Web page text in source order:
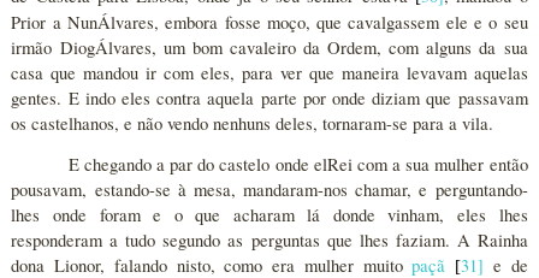
Prior a NunÁlvares, embora fosse moço, que cavalgassem ele e o seu
irmão DiogÁlvares, um bom cavaleiro da Ordem, com alguns da sua
casa que mandou ir com eles, para ver que maneira levavam aquelas
gentes. E indo eles contra aquela parte por onde diziam que passavam
os castelhanos, e não vendo nenhuns deles, tornaram-se para a vila.
E chegando a par do castelo onde elRei com a sua mulher então
pousavam, estando-se à mesa, mandaram-nos chamar, e perguntando-
lhes onde foram e o que acharam lá donde vinham, eles lhes
responderam a tudo segundo as perguntas que lhes faziam. A Rainha
dona Lionor, falando nisto, como era mulher muitopaçã [31] e de